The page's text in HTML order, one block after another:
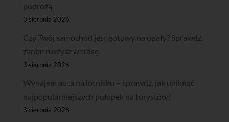
podróżą
3 sierpnia 2026
Czy Twój samochód jest gotowy na upały? Sprawdź,
zanim ruszysz w trasę
3 sierpnia 2026
Wynajem auta na lotnisku – sprawdź, jak uniknąć
najpopularniejszych pułapek na turystów!
3 sierpnia 2026